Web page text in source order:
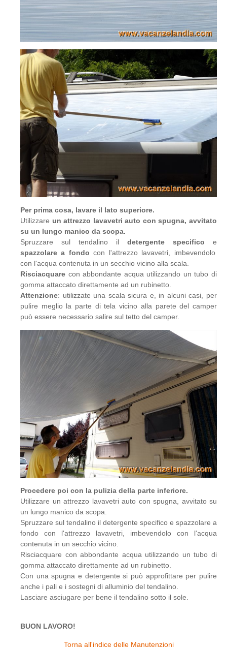
Per prima cosa, lavare il lato superiore.
Utilizzare un attrezzo lavavetri auto con spugna, avvitato
su un lungo manico da scopa.
Spruzzare sul tendalino il detergente specifico e
spazzolare a fondo con l'attrezzo lavavetri, imbevendolo
con l'acqua contenuta in un secchio vicino alla scala.
Risciacquare con abbondante acqua utilizzando un tubo di
gomma attaccato direttamente ad un rubinetto.
Attenzione: utilizzate una scala sicura e, in alcuni casi, per
pulire meglio la parte di tela vicino alla parete del camper
può essere necessario salire sul tetto del camper.
Procedere poi con la pulizia della parte inferiore.
Utilizzare un attrezzo lavavetri auto con spugna, avvitato su
un lungo manico da scopa.
Spruzzare sul tendalino il detergente specifico e spazzolare a
fondo con l'attrezzo lavavetri, imbevendolo con l'acqua
contenuta in un secchio vicino.
Risciacquare con abbondante acqua utilizzando un tubo di
gomma attaccato direttamente ad un rubinetto.
Con una spugna e detergente si può approfittare per pulire
anche i pali e i sostegni di alluminio del tendalino.
Lasciare asciugare per bene il tendalino sotto il sole.
BUON LAVORO!
Torna all'indice delle Manutenzioni